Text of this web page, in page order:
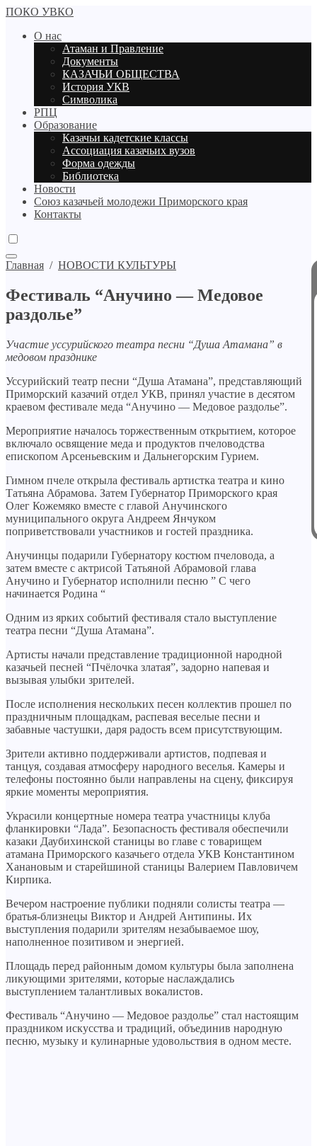
ПОКО УВКО
О нас
Атаман и Правление
Документы
КАЗАЧЬИ ОБЩЕСТВА
История УКВ
Символика
РПЦ
Образование
Казачьи кадетские классы
Ассоциация казачьих вузов
Форма одежды
Библиотека
Новости
Союз казачьей молодежи Приморского края
Контакты
Главная / НОВОСТИ КУЛЬТУРЫ
Фестиваль “Анучино — Медовое
раздолье”
Участие уссурийского театра песни “Душа Атамана” в
медовом празднике
Уссурийский театр песни “Душа Атамана”, представляющий
Приморский казачий отдел УКВ, принял участие в десятом
краевом фестивале меда “Анучино — Медовое раздолье”.
Мероприятие началось торжественным открытием, которое
включало освящение меда и продуктов пчеловодства
епископом Арсеньевским и Дальнегорским Гурием.
Гимном пчеле открыла фестиваль артистка театра и кино
Татьяна Абрамова. Затем Губернатор Приморского края
Олег Кожемяко вместе с главой Анучинского
муниципального округа Андреем Янчуком
поприветствовали участников и гостей праздника.
Анучинцы подарили Губернатору костюм пчеловода, а
затем вместе с актрисой Татьяной Абрамовой глава
Анучино и Губернатор исполнили песню ” С чего
начинается Родина “
Одним из ярких событий фестиваля стало выступление
театра песни “Душа Атамана”.
Артисты начали представление традиционной народной
казачьей песней “Пчёлочка златая”, задорно напевая и
вызывая улыбки зрителей.
После исполнения нескольких песен коллектив прошел по
праздничным площадкам, распевая веселые песни и
забавные частушки, даря радость всем присутствующим.
Зрители активно поддерживали артистов, подпевая и
танцуя, создавая атмосферу народного веселья. Камеры и
телефоны постоянно были направлены на сцену, фиксируя
яркие моменты мероприятия.
Украсили концертные номера театра участницы клуба
фланкировки “Лада”. Безопасность фестиваля обеспечили
казаки Даубихинской станицы во главе с товарищем
атамана Приморского казачьего отдела УКВ Константином
Ханановым и старейшиной станицы Валерием Павловичем
Кирпика.
Вечером настроение публики подняли солисты театра —
братья-близнецы Виктор и Андрей Антипины. Их
выступления подарили зрителям незабываемое шоу,
наполненное позитивом и энергией.
Площадь перед районным домом культуры была заполнена
ликующими зрителями, которые наслаждались
выступлением талантливых вокалистов.
Фестиваль “Анучино — Медовое раздолье” стал настоящим
праздником искусства и традиций, объединив народную
песню, музыку и кулинарные удовольствия в одном месте.